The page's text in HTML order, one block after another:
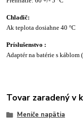
Chladič:
Ak teplota dosiahne 40 °C
Príslušenstvo :
Adaptér na batérie s káblom
Tovar zaradený v
Meniče napätia